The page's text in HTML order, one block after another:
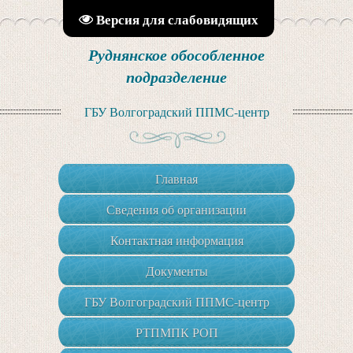
Версия для слабовидящих
Руднянское обособленное
подразделение
ГБУ Волгоградский ППМС-центр
Главная
Сведения об организации
Контактная информация
Документы
ГБУ Волгоградский ППМС-центр
РТПМПК РОП